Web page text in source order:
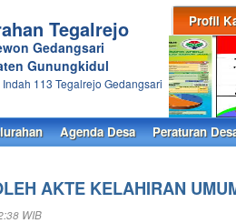
Profil
Tegalrejo
Gedangsari
Gunungkidul
113 Tegalrejo Gedangsari
Agenda Desa Peraturan
AKTE KELAHIRAN
WIB